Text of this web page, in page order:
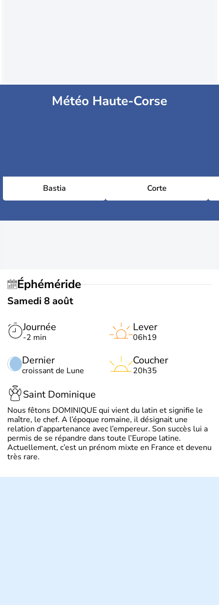
Météo Haute-Corse
Bastia Corte
Éphéméride
Samedi 8 août
Journée
-2 min
Dernier
croissant de Lune
Lever
06h19
Coucher
20h35
Saint Dominique
Nous fêtons DOMINIQUE qui vient du latin et signifie le
maître, le chef. A l’époque romaine, il désignait une
relation d’appartenance avec l’empereur. Son succès lui a
permis de se répandre dans toute l’Europe latine.
Actuellement, c’est un prénom mixte en France et devenu
très rare.